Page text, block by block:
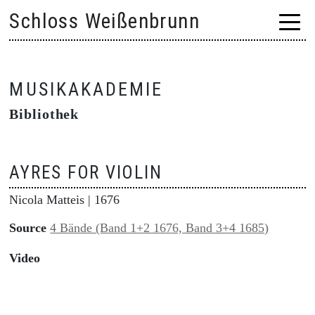
content
Schloss Weißenbrunn
MUSIKAKADEMIE
Bibliothek
AYRES FOR VIOLIN
Nicola Matteis | 1676
Source 4 Bände (Band 1+2 1676, Band 3+4 1685)
Video